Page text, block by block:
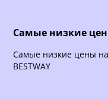
Самые низкие
Самые низкие цены
BESTWAY